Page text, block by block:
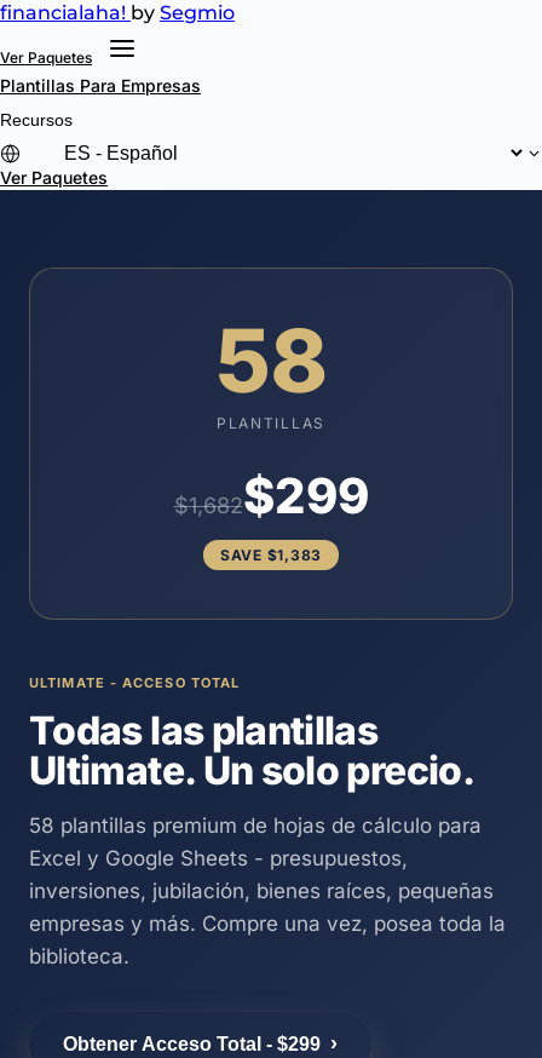
financialaha! by Segmio
Ver Paquetes
Plantillas Para Empresas
Recursos
Ver Paquetes
ULTIMATE - ACCESO TOTAL
Todas las plantillas
Ultimate. Un solo precio.
58 plantillas premium de hojas de cálculo para
Excel y Google Sheets - presupuestos,
inversiones, jubilación, bienes raíces, pequeñas
empresas y más. Compre una vez, posea toda la
biblioteca.
Obtener Acceso Total - $299 ›
58
PLANTILLAS
$1,682$299
SAVE $1,383